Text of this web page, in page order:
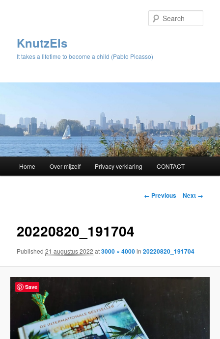
KnutzEls
It takes a lifetime to become a child (Pablo Picasso)
Skip
content
Home Over mijzelf Privacy verklaring CONTACT
Image
← Previous Next →
20220820_191704
Published21 augustus 2022 at3000 × 4000in20220820_191704
Save